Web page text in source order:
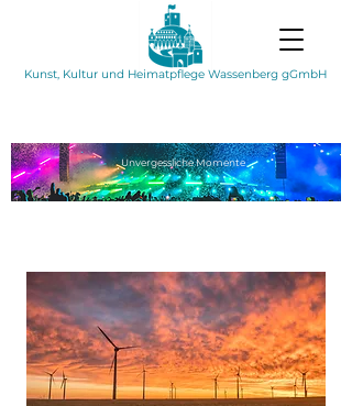
Kunst, Kultur und Heimatpflege Wassenberg gGmbH
UnvergesslicheMomente